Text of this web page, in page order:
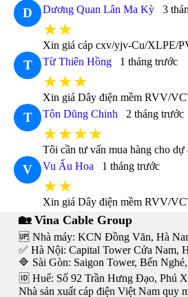
D Dương Quan Lân Ma Kỳ 3
★★
Xin giá cáp cxv/yjv-Cu/XLPE/
T Từ Thiên Hồng 1 tháng trước
★★★
Xin giá Dây điện mềm RVV/
T Tôn Dũng Chinh 2 tháng trước
★★★★
Tôi cần tư vấn mua hàng cho
V Vu Ấu Hoa 1 tháng trước
★★
Xin giá Dây điện mềm RVV/
🏡 Vina Cable Group
🆙 Nhà máy: KCN Đồng Văn, Hà
✅ Hà Nội: Capital Tower Cửa Nam,
🔷 Sài Gòn: Saigon Tower, Bến
🆔 Huế: Số 92 Trần Hưng Đạo, Phú
Nhà sản xuất cáp điện Việt Nam quy